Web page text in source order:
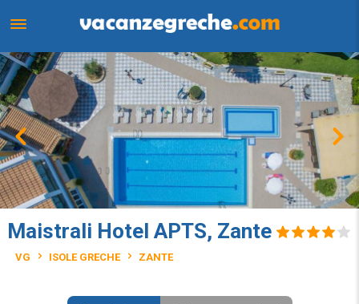
Maistrali Hotel APTS, Zante
VG ISOLE GRECHE ZANTE